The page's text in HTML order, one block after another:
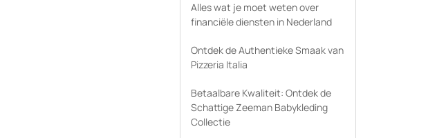
Alles wat je moet weten over
financiële diensten in Nederland
Ontdek de Authentieke Smaak van
Pizzeria Italia
Betaalbare Kwaliteit: Ontdek de
Schattige Zeeman Babykleding
Collectie